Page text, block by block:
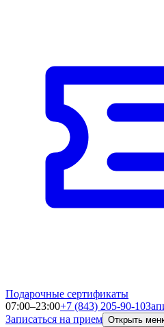
Подарочные сертификаты
07:00–23:00+7 (843) 205-90-10
Записаться на прием Открыть